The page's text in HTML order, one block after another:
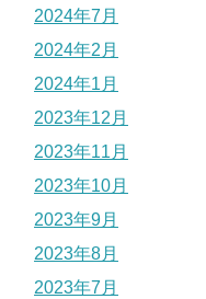
2024年7月
2024年2月
2024年1月
2023年12月
2023年11月
2023年10月
2023年9月
2023年8月
2023年7月